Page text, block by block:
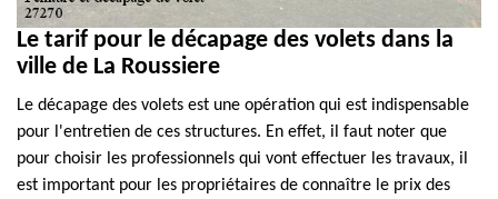
Le tarif pour le décapage des volets dans la
ville de La Roussiere
Le décapage des volets est une opération qui est indispensable
pour l'entretien de ces structures. En effet, il faut noter que
pour choisir les professionnels qui vont effectuer les travaux, il
est important pour les propriétaires de connaître le prix des